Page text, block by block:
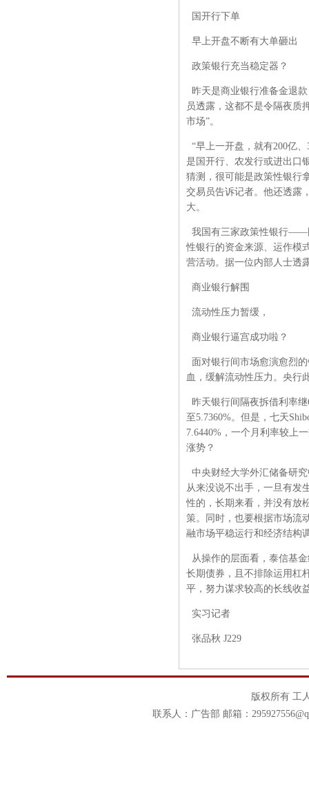
国开行下单
早上开盘不断有大单砸出
政策银行充当稳定器？
昨天是商业银行准备金退
员透露，这都不是令隔夜质
市场”。
“早上一开盘，就有200亿
是国开行、农发行或进出口
猜测，很可能是政策性银行
交易员告诉记者。他还透露
大。
我国有三家政策性银行——
性银行的资金来源、运作模
营活动。据一位内部人士透
商业银行解围
流动性压力暂缓，
商业银行逼宫成功啦？
面对银行间市场愈演愈烈
血，缓解流动性压力。央行
昨天银行间隔夜拆借利率
至5.7360%。但是，七天
7.6440%，一个月利率较上
涨势？
中央财经大学外汇储备研
从来没说不出手，一旦有发
性的，长期来看，并没有放
策。同时，也要根据市场流
融市场平稳运行和经济结构
从操作的层面看，泰信基
长期债券，且不排除运用杠
平，努力谋求较高的长线收
实习记者
张品秋 J229
版权所有 工
联系人：广告部 邮箱：